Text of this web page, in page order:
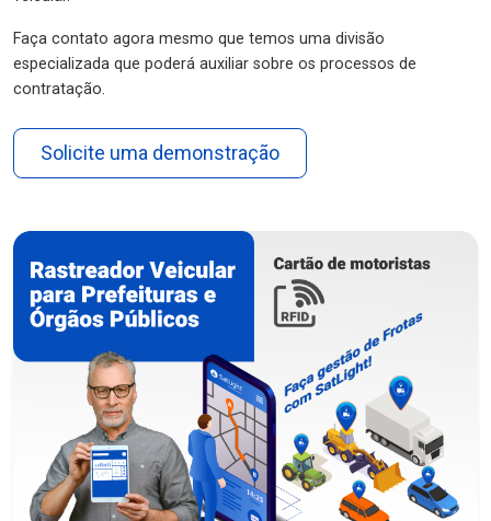
Faça contato agora mesmo que temos uma divisão
especializada que poderá auxiliar sobre os processos de
contratação.
Solicite uma demonstração